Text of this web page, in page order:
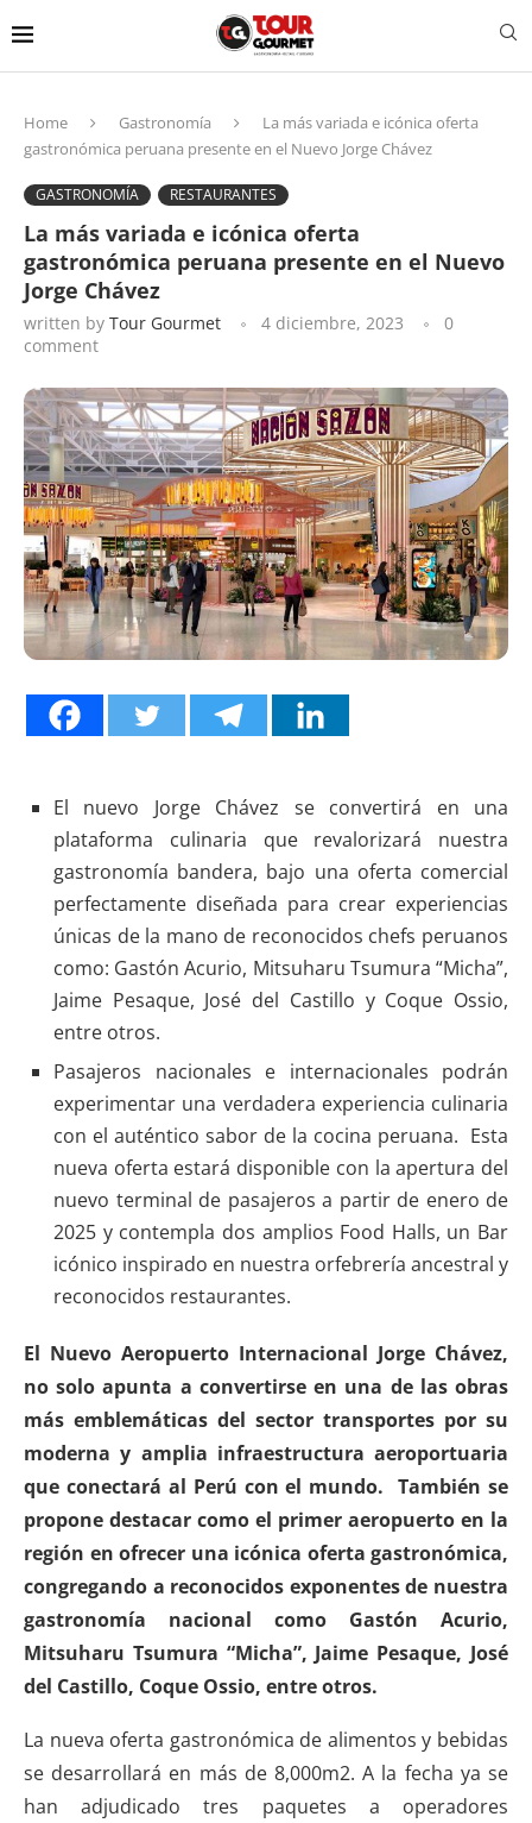
Home Gastronomía
La más variada e icónica oferta
gastronómica peruana presente en el Nuevo Jorge Chávez
GASTRONOMÍA RESTAURANTES
La más variada e icónica oferta
gastronómica peruana presente en el Nuevo
Jorge Chávez
written by Tour Gourmet 4 diciembre, 2023
0
comment
El nuevo Jorge Chávez se convertirá en una
plataforma culinaria que revalorizará nuestra
gastronomía bandera, bajo una oferta comercial
perfectamente diseñada para crear experiencias
únicas de la mano de reconocidos chefs peruanos
como: Gastón Acurio, Mitsuharu Tsumura “Micha”,
Jaime Pesaque, José del Castillo y Coque Ossio,
entre otros.
Pasajeros nacionales e internacionales podrán
experimentar una verdadera experiencia culinaria
con el auténtico sabor de la cocina peruana. Esta
nueva oferta estará disponible con la apertura del
nuevo terminal de pasajeros a partir de enero de
2025 y contempla dos amplios Food Halls, un Bar
icónico inspirado en nuestra orfebrería ancestral y
reconocidos restaurantes.
El Nuevo Aeropuerto Internacional Jorge Chávez,
no solo apunta a convertirse en una de las obras
más emblemáticas del sector transportes por su
moderna y amplia infraestructura aeroportuaria
que conectará al Perú con el mundo. También se
propone destacar como el primer aeropuerto en la
región en ofrecer una icónica oferta gastronómica,
congregando a reconocidos exponentes de nuestra
gastronomía nacional como Gastón Acurio,
Mitsuharu Tsumura “Micha”, Jaime Pesaque, José
del Castillo, Coque Ossio, entre otros.
La nueva oferta gastronómica de alimentos y bebidas
se desarrollará en más de 8,000m2. A la fecha ya se
han adjudicado tres paquetes a operadores